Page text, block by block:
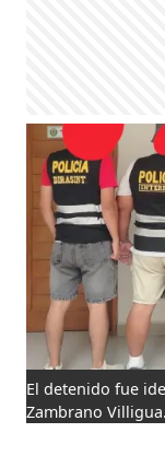
El detenido fue
Zambrano Villigua.